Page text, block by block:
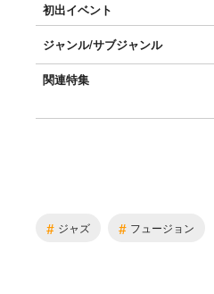
初出イベント
ジャンル/サブジャンル
関連特集
# ジャズ # フュージョン